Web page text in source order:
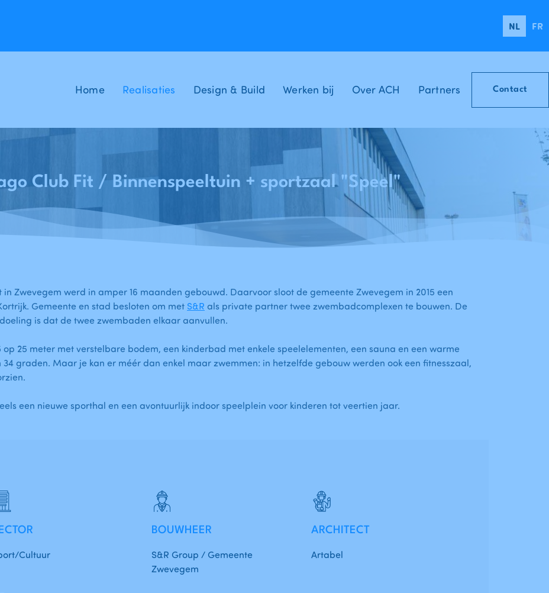
NL FR
Home Realisaties Design & Build Werken bij Over ACH Partners Contact
ZWEVEZ - Zwembad Lago Club Fit / Binnenspeeltuin + sportzaal “Speel” - Zwevegem
Club Fit / Binnenspeeltuin + sportzaal "Speel"
Zwevegem werd in amper 16 maanden gebouwd. Daarvoor sloot de gemeente Zwevegem in 2015 een
Gemeente en stad besloten om met S&R als private partner twee zwembadcomplexen te bouwen. De
is dat de twee zwembaden elkaar aanvullen.
25 meter met verstelbare bodem, een kinderbad met enkele speelelementen, een sauna en een warme
graden. Maar je kan er méér dan enkel maar zwemmen: in hetzelfde gebouw werden ook een fitnesszaal,
een nieuwe sporthal en een avontuurlijk indoor speelplein voor kinderen tot veertien jaar.
Cultuur
BOUWHEER
S&R Group / Gemeente
Zwevegem
ARCHITECT
Artabel